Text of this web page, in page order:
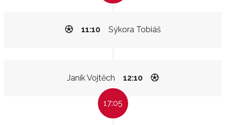
Sýkora Tobiáš
11:10
Janík Vojtěch 12:10
17:05